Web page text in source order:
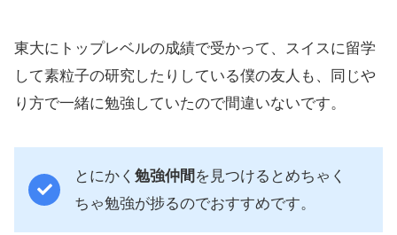
東大にトップレベルの成績で受かって、スイスに留学
して素粒子の研究したりしている僕の友人も、同じや
り方で一緒に勉強していたので間違いないです。
とにかく 勉強仲間 を見つけるとめちゃく
ちゃ勉強が捗るのでおすすめです。